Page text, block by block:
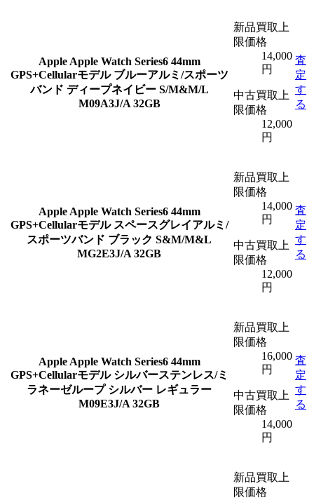
Apple Apple Watch Series6 44mm
GPS+Cellularモデル ブルーアルミ/スポーツ
バンド ディープネイビー S/M&M/L
M09A3J/A 32GB
新品買取上
限価格
14,000
円
中古買取上
限価格
12,000
円
査
定
す
る
Apple Apple Watch Series6 44mm
GPS+Cellularモデル スペースグレイアルミ/
スポーツバンド ブラック S&M/M&L
MG2E3J/A 32GB
新品買取上
限価格
14,000
円
中古買取上
限価格
12,000
円
査
定
す
る
Apple Apple Watch Series6 44mm
GPS+Cellularモデル シルバーステンレス/ミ
ラネーゼループ シルバー レギュラー
M09E3J/A 32GB
新品買取上
限価格
16,000
円
中古買取上
限価格
14,000
円
査
定
す
る
新品買取上
限価格